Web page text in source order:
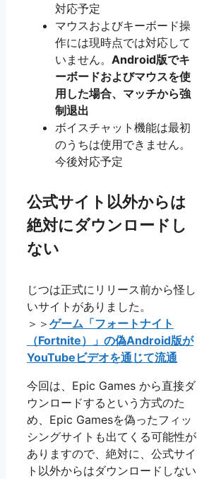
対応予定
マウスおよびキーボード操
作には現時点では対応して
いません。 Android版でキ
ーボードおよびマウスを使
用した場合、マッチから強
制退出
ボイスチャット機能は最初
のうちは使用できません。
今後対応予定
公式サイト以外からは
絶対にダウンロードし
ない
じつは正式にリリース前から怪し
いサイトがありました。
＞＞ ゲーム「フォートナイト
（Fortnite）」の偽Android版が
YouTubeビデオを通じて流通
今回は、Epic Games から直接ダ
ウンロードするという方式のた
め、Epic Gamesを偽ったフィッ
シングサイトも出てくる可能性が
ありますので、絶対に、公式サイ
ト以外からはダウンロードしない